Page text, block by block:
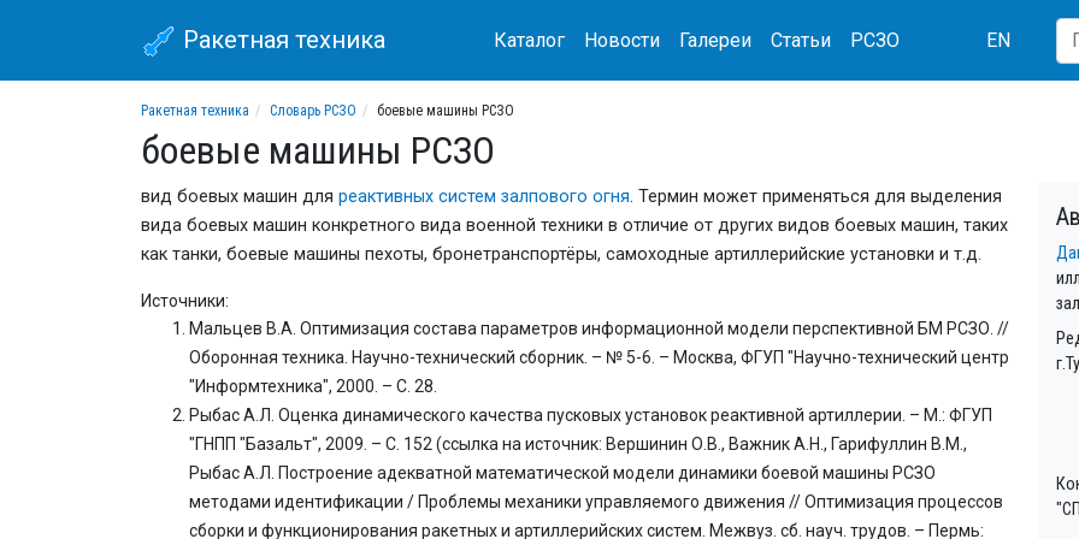
Ракетная техника Каталог Новости Галереи Статьи РСЗО EN
Ракетная техника Словарь РСЗО боевые машины РСЗО
боевые машины РСЗО
вид боевых машин для реактивных систем залпового огня. Термин может применяться для выделения
вида боевых машин конкретного вида военной техники в отличие от других видов боевых машин, таких
как танки, боевые машины пехоты, бронетранспортёры, самоходные артиллерийские установки и т.д.
Источники:
Мальцев В.А. Оптимизация состава параметров информационной модели перспективной БМ РСЗО. //
Оборонная техника. Научно-технический сборник. – № 5-6. – Москва, ФГУП "Научно-технический центр
"Информтехника", 2000. – С. 28.
Рыбас А.Л. Оценка динамического качества пусковых установок реактивной артиллерии. – М.: ФГУП
"ГНПП "Базальт", 2009. – С. 152 (ссылка на источник: Вершинин О.В., Важник А.Н., Гарифуллин В.М.,
Рыбас А.Л. Построение адекватной математической модели динамики боевой машины РСЗО
методами идентификации / Проблемы механики управляемого движения // Оптимизация процессов
сборки и функционирования ракетных и артиллерийских систем. Межвуз. сб. науч. трудов. – Пермь: